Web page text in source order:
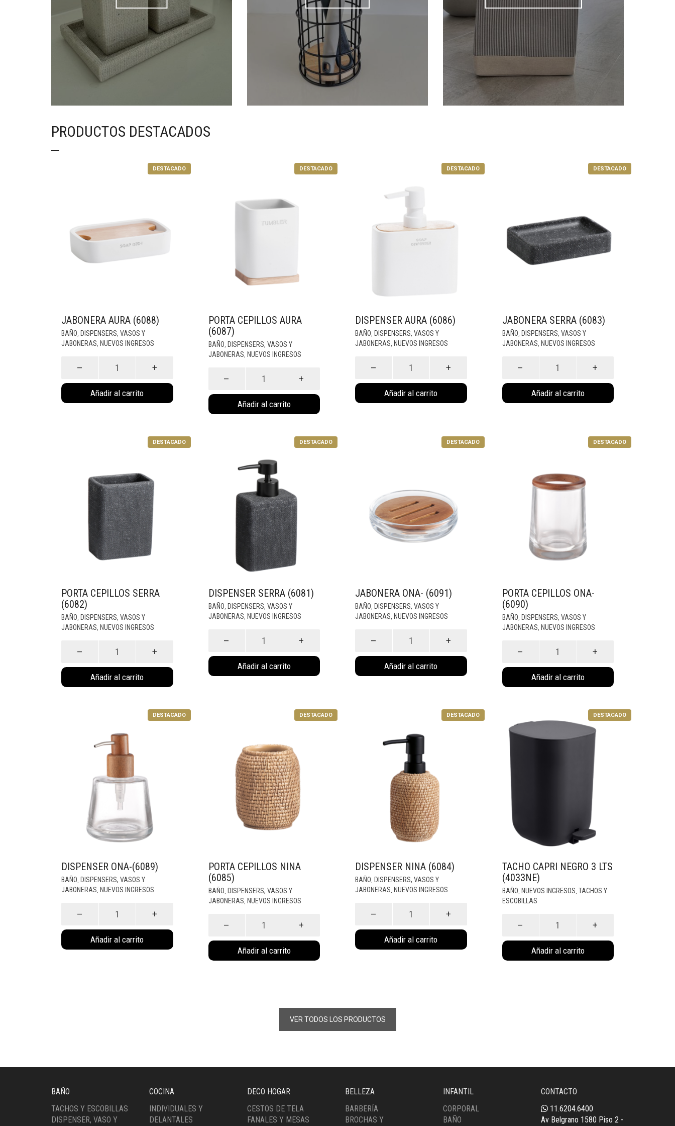
PRODUCTOS DESTACADOS
DESTACADO
JABONERA AURA (6088)
BAÑO DISPENSERS, VASOS Y
JABONERAS NUEVOS INGRESOS
cantidad
Añadir al carrito
DESTACADO
PORTA CEPILLOS AURA
(6087)
BAÑO DISPENSERS, VASOS Y
JABONERAS NUEVOS INGRESOS
Cepillos
(6087)
cantidad
Añadir al carrito
DESTACADO
DISPENSER AURA (6086)
BAÑO DISPENSERS, VASOS Y
JABONERAS NUEVOS INGRESOS
cantidad
Añadir al carrito
DESTACADO
JABONERA SERRA (6083)
BAÑO DISPENSERS, VASOS Y
JABONERAS NUEVOS INGRESOS
cantidad
Añadir al carrito
DESTACADO
PORTA CEPILLOS SERRA
(6082)
BAÑO, DISPENSERS, VASOS Y
JABONERAS, NUEVOS INGRESOS
Cepillos
(6082)
cantidad
Añadir al carrito
DESTACADO
DISPENSER SERRA (6081)
BAÑO, DISPENSERS, VASOS Y
JABONERAS, NUEVOS INGRESOS
cantidad
Añadir al carrito
DESTACADO
JABONERA ONA- (6091)
BAÑO, DISPENSERS, VASOS Y
JABONERAS, NUEVOS INGRESOS
cantidad
Añadir al carrito
DESTACADO
PORTA CEPILLOS ONA-
(6090)
BAÑO, DISPENSERS, VASOS Y
JABONERAS, NUEVOS INGRESOS
Cepillos
(6090)
cantidad
Añadir al carrito
DESTACADO
DISPENSER ONA-(6089)
BAÑO DISPENSERS, VASOS Y
JABONERAS NUEVOS INGRESOS
cantidad
Añadir al carrito
DESTACADO
PORTA CEPILLOS NINA
(6085)
BAÑO DISPENSERS, VASOS Y
JABONERAS NUEVOS INGRESOS
Cepillos
(6085)
cantidad
Añadir al carrito
DESTACADO
DISPENSER NINA (6084)
BAÑO DISPENSERS, VASOS Y
JABONERAS NUEVOS INGRESOS
cantidad
Añadir al carrito
DESTACADO
TACHO CAPRI NEGRO 3 LTS
(4033NE)
BAÑO NUEVOS INGRESOS TACHOS Y
ESCOBILLAS
3
LTS
(4033NE)
cantidad
Añadir al carrito
VER TODOS LOS PRODUCTOS
BAÑO
TACHOS Y ESCOBILLAS
DISPENSER, VASO Y
COCINA
INDIVIDUALES Y
DELANTALES
DECO HOGAR
CESTOS DE TELA
FANALES Y MESAS
BELLEZA
BARBERÍA
BROCHAS Y
INFANTIL
CORPORAL
BAÑO
CONTACTO
11.6204.6400
Av Belgrano 1580 Piso 2 -